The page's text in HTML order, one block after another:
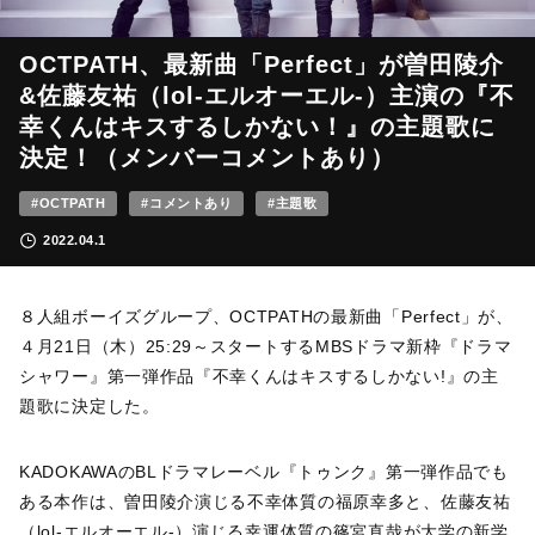
OCTPATH、最新曲「Perfect」が曽田陵介
&佐藤友祐（lol-エルオーエル-）主演の『不
幸くんはキスするしかない！』の主題歌に
決定！（メンバーコメントあり）
#OCTPATH #コメントあり #主題歌
2022.04.1
８人組ボーイズグループ、OCTPATHの最新曲「Perfect」が、
４月21日（木）25:29～スタートするMBSドラマ新枠『ドラマ
シャワー』第一弾作品『不幸くんはキスするしかない!』の主
題歌に決定した。
KADOKAWAのBLドラマレーベル『トゥンク』第一弾作品でも
ある本作は、曽田陵介演じる不幸体質の福原幸多と、佐藤友祐